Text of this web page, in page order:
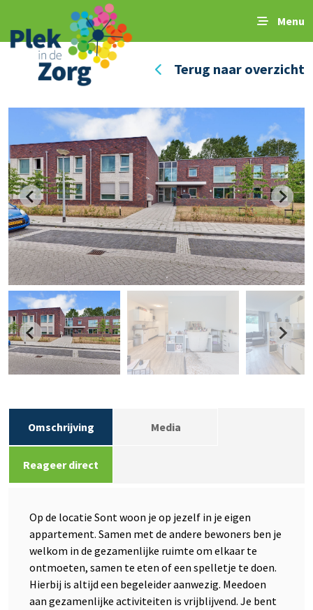
Menu
Terug naar overzicht
Omschrijving Media
Reageer direct
Op de locatie Sont woon je op jezelf in je eigen
appartement. Samen met de andere bewoners ben je
welkom in de gezamenlijke ruimte om elkaar te
ontmoeten, samen te eten of een spelletje te doen.
Hierbij is altijd een begeleider aanwezig. Meedoen
aan gezamenlijke activiteiten is vrijblijvend. Je bent